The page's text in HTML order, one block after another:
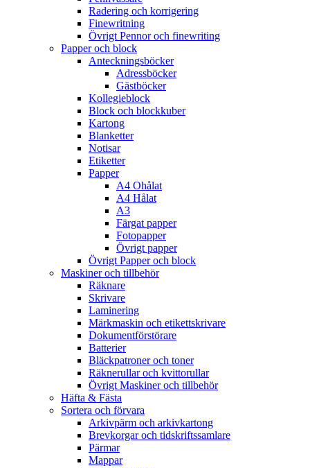
Radering och korrigering
Finewritning
Övrigt Pennor och finewriting
Papper och block
Anteckningsböcker
Adressböcker
Gästböcker
Kollegieblock
Block och blockkuber
Kartong
Blanketter
Notisar
Etiketter
Papper
A4 Ohålat
A4 Hålat
A3
Färgat papper
Fotopapper
Övrigt papper
Övrigt Papper och block
Maskiner och tillbehör
Räknare
Skrivare
Laminering
Märkmaskin och etikettskrivare
Dokumentförstörare
Batterier
Bläckpatroner och toner
Räknerullar och kvittorullar
Övrigt Maskiner och tillbehör
Häfta & Fästa
Sortera och förvara
Arkivpärm och arkivkartong
Brevkorgar och tidskriftssamlare
Pärmar
Mappar